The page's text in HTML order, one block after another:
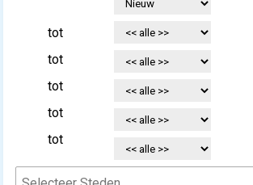
tot
tot
tot
tot
tot